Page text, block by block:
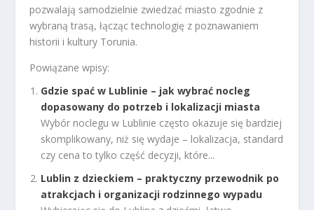
pozwalają samodzielnie zwiedzać miasto zgodnie z
wybraną trasą, łącząc technologię z poznawaniem
historii i kultury Torunia.
Powiązane wpisy:
Gdzie spać w Lublinie – jak wybrać nocleg
dopasowany do potrzeb i lokalizacji miasta
Wybór noclegu w Lublinie często okazuje się bardziej
skomplikowany, niż się wydaje – lokalizacja, standard
czy cena to tylko część decyzji, które...
Lublin z dzieckiem – praktyczny przewodnik po
atrakcjach i organizacji rodzinnego wypadu